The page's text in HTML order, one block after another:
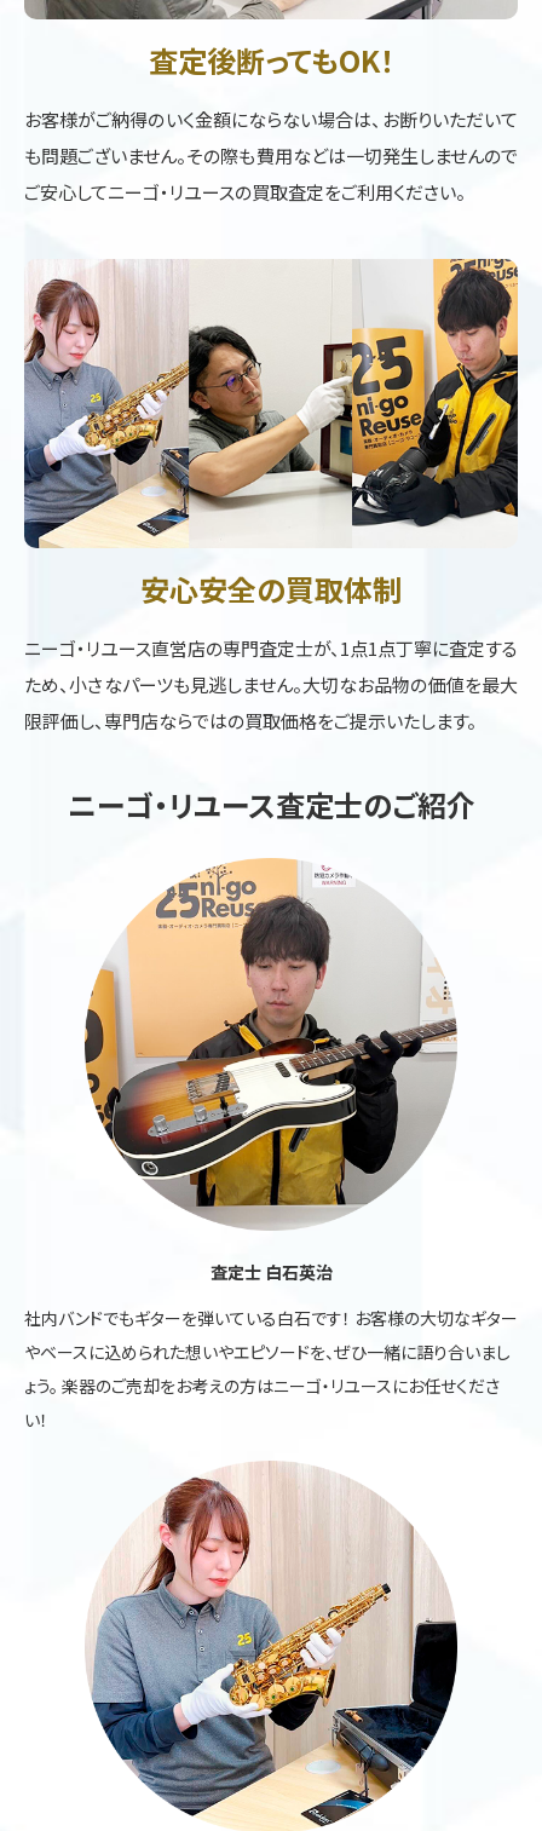
査定後断ってもOK！
お客様がご納得のいく金額にならない場合は、お断りいただいて
も問題ございません。その際も費用などは一切発生しませんので
ご安心してニーゴ・リユースの買取査定をご利用ください。
安心安全の買取体制
ニーゴ・リユース直営店の専門査定士が、1点1点丁寧に査定する
ため、小さなパーツも見逃しません。大切なお品物の価値を最大
限評価し、専門店ならではの買取価格をご提示いたします。
ニーゴ・リユース査定士のご紹介
査定士 白石英治
社内バンドでもギターを弾いている白石です！ お客様の大切なギター
やベースに込められた想いやエピソードを、ぜひ一緒に語り合いまし
ょう。 楽器のご売却をお考えの方はニーゴ・リユースにお任せくださ
い！